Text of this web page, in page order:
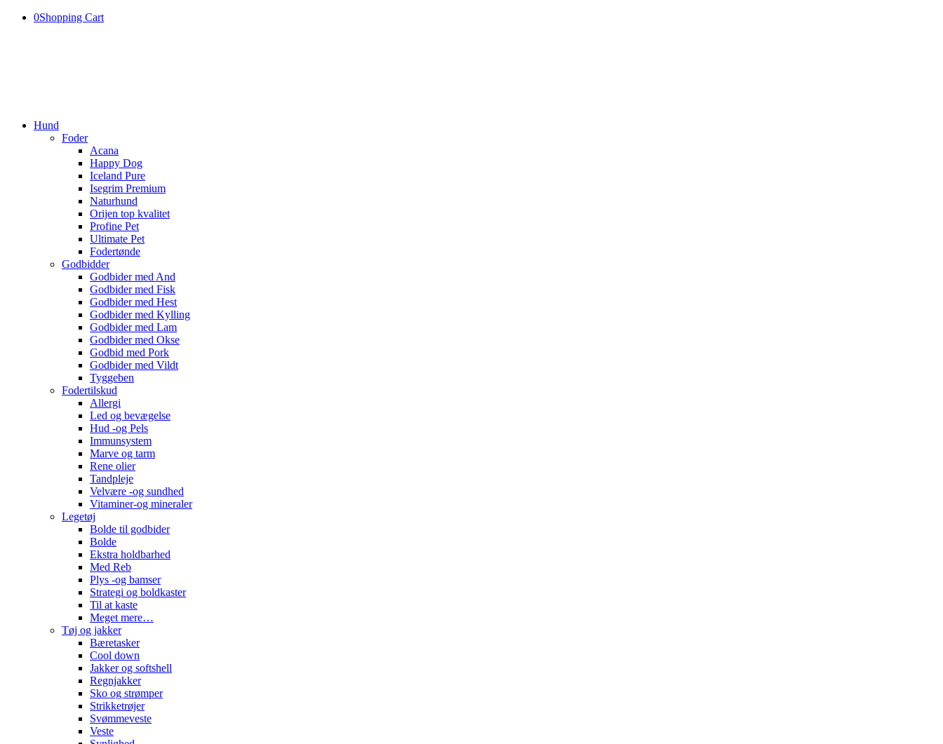
0Shopping Cart
Hund
Foder
Acana
Happy Dog
Iceland Pure
Isegrim Premium
Naturhund
Orijen top kvalitet
Profine Pet
Ultimate Pet
Fodertønde
Godbidder
Godbider med And
Godbider med Fisk
Godbider med Hest
Godbider med Kylling
Godbider med Lam
Godbider med Okse
Godbid med Pork
Godbider med Vildt
Tyggeben
Fodertilskud
Allergi
Led og bevægelse
Hud -og Pels
Immunsystem
Marve og tarm
Rene olier
Tandpleje
Velvære -og sundhed
Vitaminer-og mineraler
Legetøj
Bolde til godbider
Bolde
Ekstra holdbarhed
Med Reb
Plys -og bamser
Strategi og boldkaster
Til at kaste
Meget mere…
Tøj og jakker
Bæretasker
Cool down
Jakker og softshell
Regnjakker
Sko og strømper
Strikketrøjer
Svømmeveste
Veste